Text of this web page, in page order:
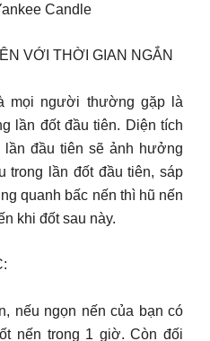
Candle
VỚI THỜI GIAN NGẮN
mọi người thường gặp là
lần đốt đầu tiên. Diện tích
lần đầu tiên sẽ ảnh hưởng
trong lần đốt đầu tiên, sáp
quanh bấc nến thì hũ nến
khi đốt sau này.
nếu ngọn nến của bạn có
nến trong 1 giờ. Còn đối